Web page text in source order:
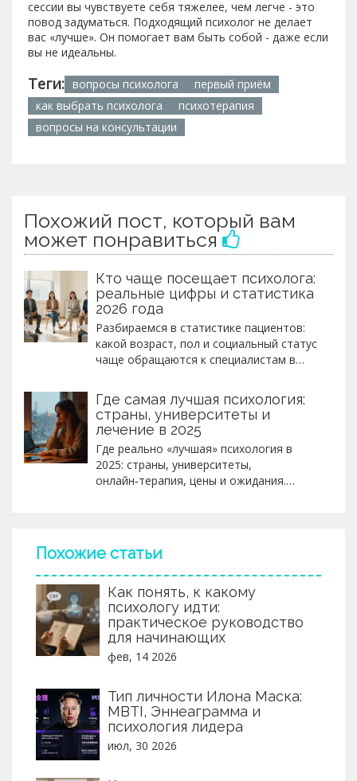
сессии вы чувствуете себя тяжелее, чем легче - это
повод задуматься. Подходящий психолог не делает
вас «лучше». Он помогает вам быть собой - даже если
вы не идеальны.
Теги: вопросы психолога
первый приём
как выбрать психолога
психотерапия
вопросы на консультации
Похожий пост, который вам
может понравиться
Кто чаще посещает психолога:
реальные цифры и статистика
2026 года
Разбираемся в статистике пациентов:
какой возраст, пол и социальный статус
чаще обращаются к специалистам в
Где самая лучшая психология:
страны, университеты и
лечение в 2025
Где реально «лучшая» психология в
2025: страны, университеты,
онлайн‑терапия, цены и ожидания.
Похожие статьи
Как понять, к какому
психологу идти:
практическое руководство
для начинающих
фев, 14 2026
Тип личности Илона Маска:
MBTI, Эннеаграмма и
психология лидера
июл, 30 2026